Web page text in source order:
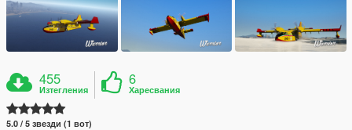
455
Изтегления
6
Харесвания
5.0 / 5 звезди (1 вот)